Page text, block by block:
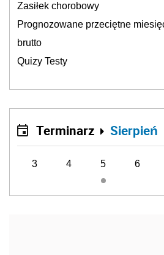
Zasiłek chorobowy
Prognozowane przeciętne
brutto
Quizy Testy
Terminarz Sierpień
3 4 5 6